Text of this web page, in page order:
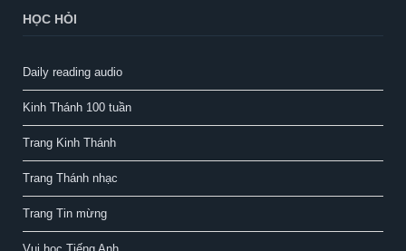
HỌC HỎI
Daily reading audio
Kinh Thánh 100 tuần
Trang Kinh Thánh
Trang Thánh nhạc
Trang Tin mừng